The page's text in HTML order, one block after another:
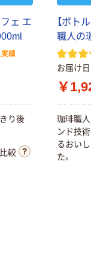
ェ エ
績
り後
較
【ボト
職人の
お届け日
￥
珈琲職
ンド技
るおい
た。